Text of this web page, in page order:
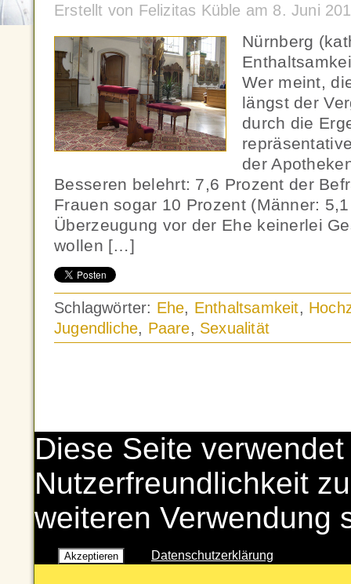
Erstellt von Felizitas Küble am 8. Juni
Nürnberg
Wer meint,
längst der
durch die
der
Besseren belehrt: 7,6 Prozent der
Frauen sogar 10 Prozent (Männer:
Überzeugung vor der Ehe keinerlei
wollen […]
Schlagwörter: Ehe, Enthaltsamkeit,
Jugendliche, Paare, Sexualität
Diese Seite
Nutzerfreundlichkeit
weiteren Verwendung
Akzeptieren Datenschutzerklärung